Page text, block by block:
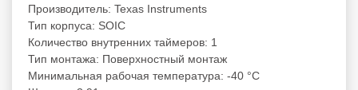
Производитель: Texas Instruments
Тип корпуса: SOIC
Количество внутренних таймеров: 1
Тип монтажа: Поверхностный монтаж
Минимальная рабочая температура: -40 °C